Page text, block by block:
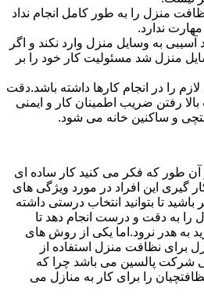
منزل را به طور کامل انجام نداد
مهارت ندارد.
به وسایل منزل وارد نکند و اگر
منزل شد مسئولیت کار خود را بر
را در انجام کارها داشته باشد.دقت
رفتن ضریب اطمینان کار و ایمنی
و ساکنین خانه می شود.
آن طور که فکر می کنید کار ساده ای
گیری این افراد در مورد ویژگی های
تا بتوانید انتخاب درستی داشته
را به دقت و درست انجام دهد تا
به هدر نرود.اما یکی از روش های
برای نظافت منزل استفاده از
شرکت پالسین می باشد چرا که
را برای کار به منازل می